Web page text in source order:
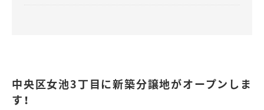
中央区女池3丁目に新築分譲地がオープンしま
す！